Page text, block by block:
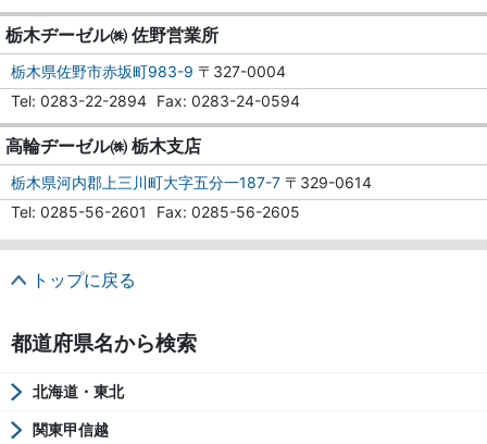
栃木ヂーゼル㈱ 佐野営業所
栃木県佐野市赤坂町983-9 〒327-0004
Tel 0283-22-2894 Fax 0283-24-0594
高輪ヂーゼル㈱ 栃木支店
栃木県河内郡上三川町大字五分一187-7 〒329-0614
Tel 0285-56-2601 Fax 0285-56-2605
トップに戻る
都道府県名から検索
北海道・東北
関東甲信越